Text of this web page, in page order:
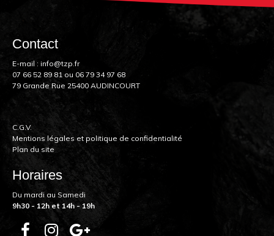
Contact
E-mail : info@tzp.fr
07 66 52 89 81 ou 06 79 34 97 68
79 Grande Rue 25400 AUDINCOURT
C.G.V.
Mentions légales et politique de confidentialité
Plan du site
Horaires
Du mardi au Samedi
9h30 - 12h et 14h - 19h